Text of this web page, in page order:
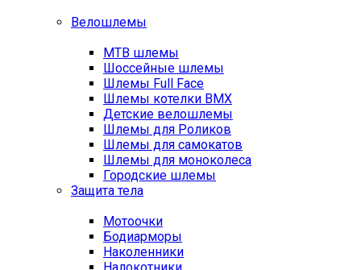
Велошлемы
MTB шлемы
Шоссейные шлемы
Шлемы Full Face
Шлемы котелки BMX
Детские велошлемы
Шлемы для Роликов
Шлемы для самокатов
Шлемы для моноколеса
Городские шлемы
Защита тела
Мотоочки
Бодиарморы
Наколенники